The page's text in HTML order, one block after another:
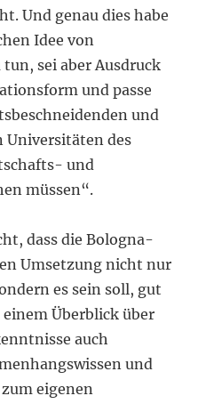
Und genau dies habe
Idee von
sei aber Ausdruck
und passe
und
Universitäten des
und
müssen“.
dass die Bologna-
Umsetzung nicht nur
es sein soll, gut
Überblick über
auch
und
eigenen